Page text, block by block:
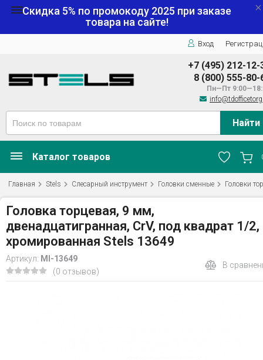
Скидка 5% по промокоду 2025 при заказе
товара на сайте!
Вход
+7 (495) 212-12-
8 (800) 555-80-
Пн—Пт
Найти
Каталог товаров
Главная Stels Слесарный инструмент Головки сменные Головки
Головка торцевая, 9 мм,
двенадцатигранная, CrV, под квадрат 1/2,
хромированная Stels 13649
Артикул: MI-13649
(0 отзывов)
В